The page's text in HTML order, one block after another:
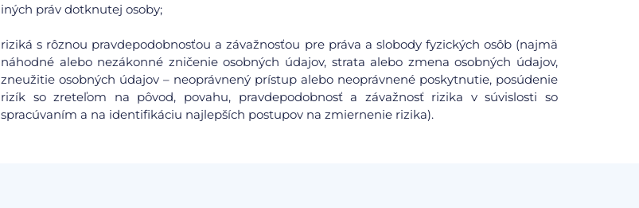
iných práv dotknutej osoby;
riziká s rôznou pravdepodobnosťou a závažnosťou pre práva a slobody fyzických osôb (najmä
náhodné alebo nezákonné zničenie osobných údajov, strata alebo zmena osobných údajov,
zneužitie osobných údajov – neoprávnený prístup alebo neoprávnené poskytnutie, posúdenie
rizík so zreteľom na pôvod, povahu, pravdepodobnosť a závažnosť rizika v súvislosti so
spracúvaním a na identifikáciu najlepších postupov na zmiernenie rizika).